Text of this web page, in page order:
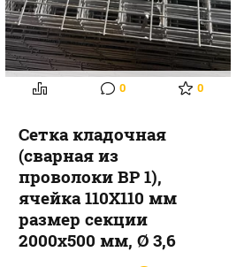
0 0
Сетка кладочная
(сварная из
проволоки ВР 1),
ячейка 110Х110 мм
размер секции
2000х500 мм, Ø 3,6